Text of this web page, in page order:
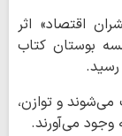
اقتصاد» اثر
مؤسسه بوستان کتاب
و توازن،
می‌آورند.